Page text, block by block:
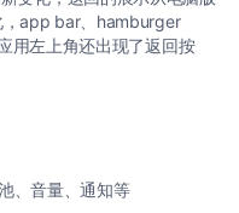
，app bar、hamburger
用左上角还出现了返回按
、音量、通知等